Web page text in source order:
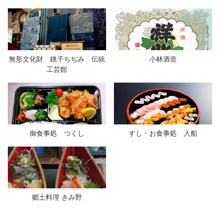
無形文化財 銚子ちぢみ 伝統
工芸館
小林酒造
御食事処 つくし すし・お食事処 入船
郷土料理 きみ野